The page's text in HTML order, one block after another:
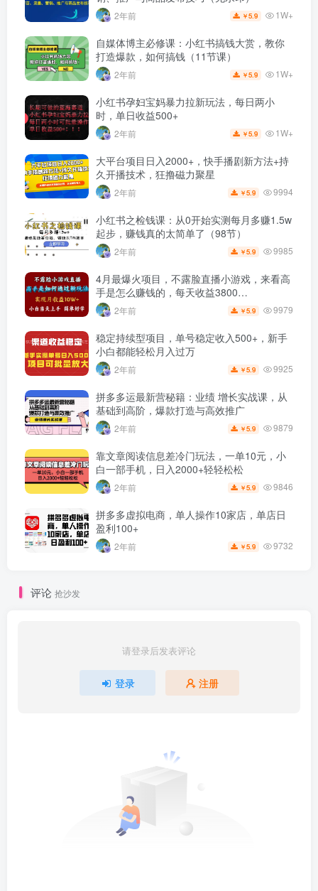
2年前 ￥5.9 1W+
自媒体博主必修课：小红书搞钱大赏，教你
打造爆款，如何搞钱（11节课）
2年前 ￥5.9 1W+
小红书孕妇宝妈暴力拉新玩法，每日两小
时，单日收益500+
2年前 ￥5.9 1W+
大平台项目日入2000+，快手播剧新方法+持
久开播技术，狂撸磁力聚星
2年前 ￥5.9 9994
小红书之检钱课：从0开始实测每月多赚1.5w
起步，赚钱真的太简单了（98节）
2年前 ￥5.9 9985
4月最爆火项目，不露脸直播小游戏，来看高
手是怎么赚钱的，每天收益3800…
2年前 ￥5.9 9979
稳定持续型项目，单号稳定收入500+，新手
小白都能轻松月入过万
2年前 ￥5.9 9925
拼多多运最新营秘籍：业绩 增长实战课，从
基础到高阶，爆款打造与高效推广
2年前 ￥5.9 9879
靠文章阅读信息差冷门玩法，一单10元，小
白一部手机，日入2000+轻轻松松
2年前 ￥5.9 9846
拼多多虚拟电商，单人操作10家店，单店日
盈利100+
2年前 ￥5.9 9732
评论 抢沙发
请登录后发表评论
登录 注册